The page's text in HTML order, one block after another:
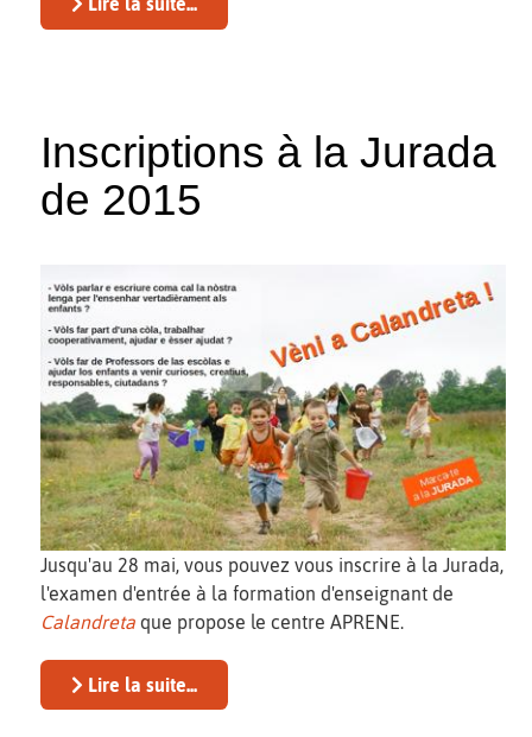
Inscriptions à la Jurada
de 2015
Jusqu'au 28 mai, vous pouvez vous inscrire à la Jurada,
l'examen d'entrée à la formation d'enseignant de
Calandreta que propose le centre APRENE.
Lire la suite...